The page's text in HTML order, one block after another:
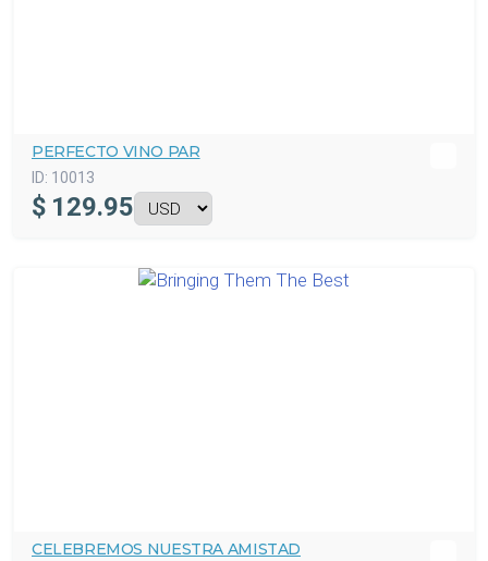
PERFECTO VINO PAR
ID: 10013
$ 129.95
CELEBREMOS NUESTRA AMISTAD